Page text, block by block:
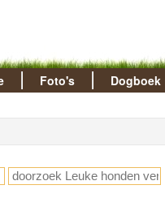
Foto's Dogboek